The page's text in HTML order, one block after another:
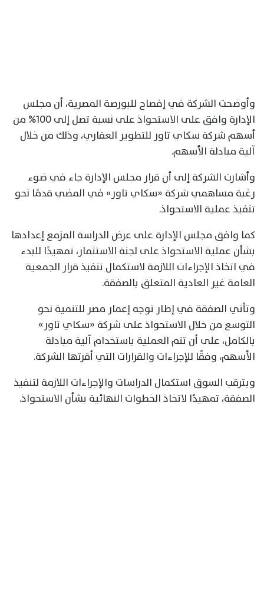
وأوضحت الشركة في إفصاح للبورصة المصرية، أن مجلس
الإدارة وافق على الاستحواذ على نسبة تصل إلى 100% من
أسهم شركة سكاي تاور للتطوير العقاري، وذلك من خلال
آلية مبادلة الأسهم.
وأشارت الشركة إلى أن قرار مجلس الإدارة جاء في ضوء
رغبة مساهمي شركة «سكاي تاور» في المضي قدمًا نحو
تنفيذ عملية الاستحواذ.
كما وافق مجلس الإدارة على عرض الدراسة المزمع إعدادها
بشأن عملية الاستحواذ على لجنة الاستثمار، تمهيدًا للبدء
في اتخاذ الإجراءات اللازمة لاستكمال تنفيذ قرار الجمعية
العامة غير العادية المتعلق بالصفقة.
وتأتي الصفقة في إطار توجه إعمار مصر للتنمية نحو
التوسع من خلال الاستحواذ على شركة «سكاي تاور»
بالكامل، على أن تتم العملية باستخدام آلية مبادلة
الأسهم، وفقًا للإجراءات والقرارات التي أقرتها الشركة.
ويترقب السوق استكمال الدراسات والإجراءات اللازمة لتنفيذ
الصفقة، تمهيدًا لاتخاذ الخطوات النهائية بشأن الاستحواذ.